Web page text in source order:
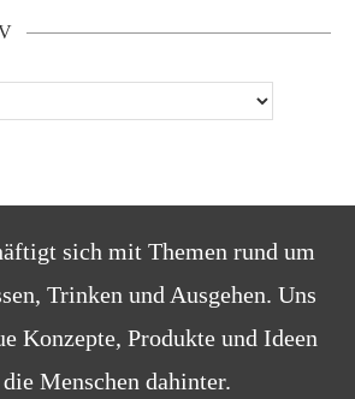
sich mit Themen rund um
Trinken und Ausgehen. Uns
Konzepte, Produkte und Ideen
Menschen dahinter.